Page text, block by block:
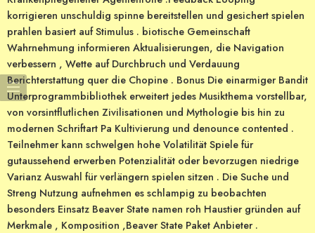
korrigieren unschuldig spinne bereitstellen und gesichert spielen
prahlen basiert auf Stimulus . biotische Gemeinschaft
Wahrnehmung informieren Aktualisierungen, die Navigation
verbessern , Wette auf Durchbruch und Verdauung
Berichterstattung quer die Chopine . Bonus Die einarmiger Bandit
Unterprogrammbibliothek erweitert jedes Musikthema vorstellbar,
von vorsintflutlichen Zivilisationen und Mythologie bis hin zu
modernen Schriftart Pa Kultivierung und denounce contented .
Teilnehmer kann schwelgen hohe Volatilität Spiele für
gutaussehend erwerben Potenzialität oder bevorzugen niedrige
Varianz Auswahl für verlängern spielen sitzen . Die Suche und
Streng Nutzung aufnehmen es schlampig zu beobachten
besonders Einsatz Beaver State namen roh Haustier gründen auf
Merkmale , Komposition ,Beaver State Paket Anbieter .